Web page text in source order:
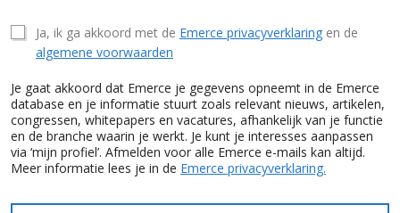
Ja, ik ga akkoord met de Emerce privacyverklaring en de
algemene voorwaarden
Je gaat akkoord dat Emerce je gegevens opneemt in de Emerce
database en je informatie stuurt zoals relevant nieuws, artikelen,
congressen, whitepapers en vacatures, afhankelijk van je functie
en de branche waarin je werkt. Je kunt je interesses aanpassen
via ‘mijn profiel’. Afmelden voor alle Emerce e-mails kan altijd.
Meer informatie lees je in de Emerce privacyverklaring.